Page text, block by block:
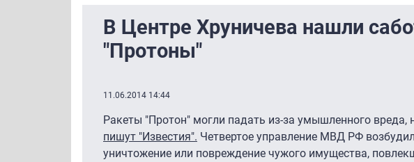
В Центре Хруничева нашли
"Протоны"
11.06.2014 14:44
Ракеты "Протон" могли падать из-за умышленного вреда,
пишут "Известия". Четвертое управление МВД РФ
уничтожение или повреждение чужого имущества,